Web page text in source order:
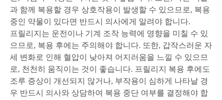
과 함께 복용할 경우 상호작용이 발생할 수 있으므로, 복용
중인 약물이 있다면 반드시 의사에게 알려야 합니다.
프릴리지는 운전이나 기계 조작 능력에 영향을 미칠 수 있
으므로, 복용 후에는 주의해야 합니다. 또한, 갑작스러운 자
세 변화로 인해 혈압이 낮아져 어지러움을 느낄 수 있으므
로, 천천히 움직이는 것이 좋습니다. 프릴리지 복용 후에도
조루 증상이 개선되지 않거나, 부작용이 심하게 나타날 경
우 반드시 의사와 상담하여 복용 중단 여부를 결정해야 합